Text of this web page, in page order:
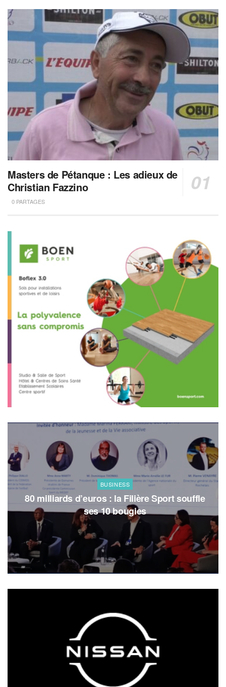
Masters de Pétanque : Les adieux de
Christian Fazzino
0 PARTAGES
BUSINESS
80 milliards d’euros : la Filière Sport souffle
ses 10 bougies